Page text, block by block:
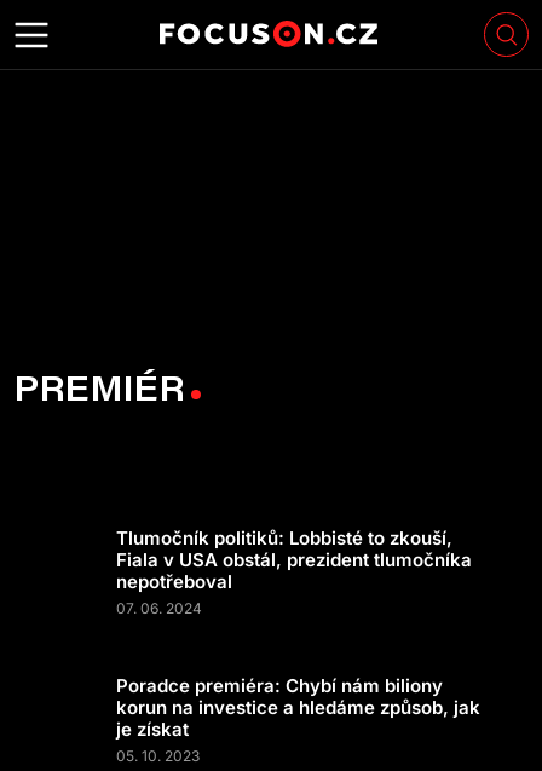
PREMIÉR
Tlumočník politiků: Lobbisté to zkouší,
Fiala v USA obstál, prezident tlumočníka
nepotřeboval
07. 06. 2024
Poradce premiéra: Chybí nám biliony
korun na investice a hledáme způsob, jak
je získat
05. 10. 2023